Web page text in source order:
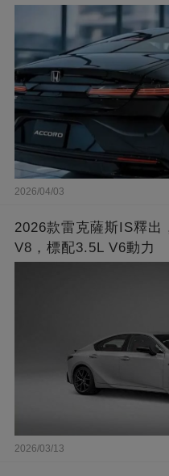
2026/04/03
2026款雷克薩斯IS釋出
V8，標配3.5L V6動力
2026/03/13